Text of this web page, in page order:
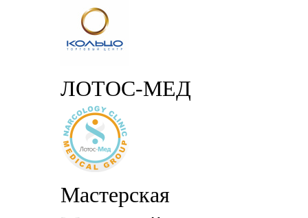
ЛОТОС-МЕД
Мастерская